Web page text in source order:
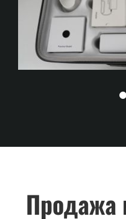
Продажа